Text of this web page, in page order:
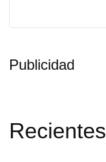
Publicidad
Recientes